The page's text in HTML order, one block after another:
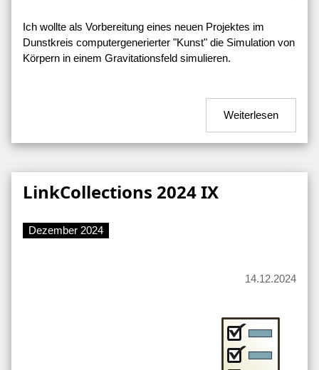
Ich wollte als Vorbereitung eines neuen Projektes im
Dunstkreis computergenerierter "Kunst" die Simulation von
Körpern in einem Gravitationsfeld simulieren.
Weiterlesen
LinkCollections 2024 IX
Dezember 2024
14.12.2024